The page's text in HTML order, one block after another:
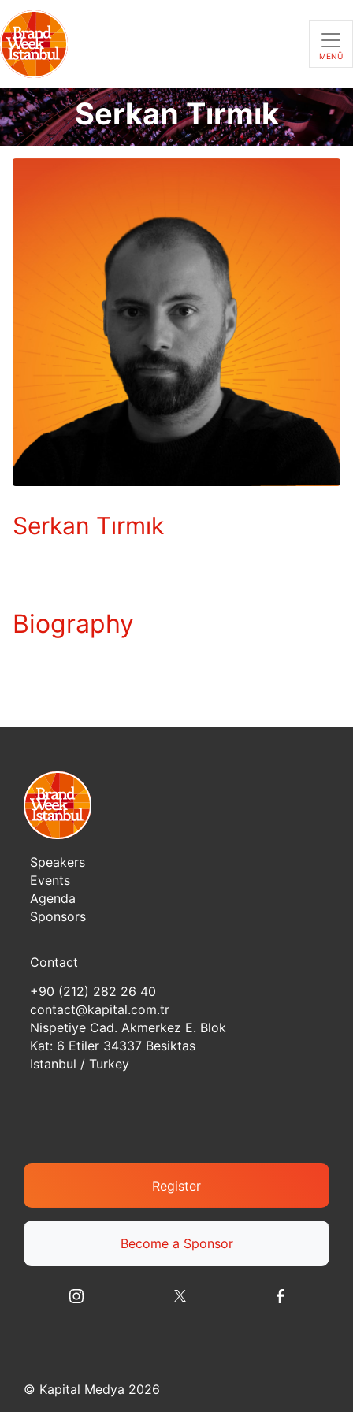
MENÜ
Serkan Tırmık
Serkan Tırmık
Biography
Speakers
Events
Agenda
Sponsors
Contact
+90 (212) 282 26 40
contact@kapital.com.tr
Nispetiye Cad. Akmerkez E. Blok
Kat: 6 Etiler 34337 Besiktas
Istanbul / Turkey
Register
Become a Sponsor
© Kapital Medya 2026